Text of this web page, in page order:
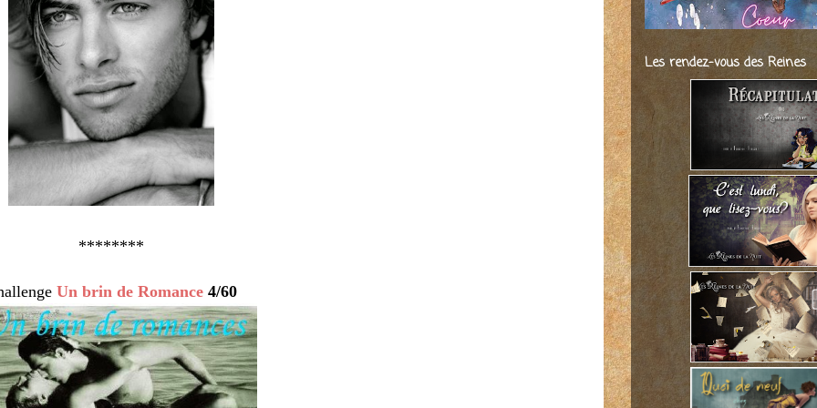
********
Un brin de Romance 4/60
Les rendez-vous des Reines